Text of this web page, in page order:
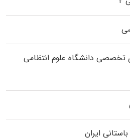
تخصصی داﻧﺸﮕﺎه ﻋﻠﻮم انتظامی
ایران